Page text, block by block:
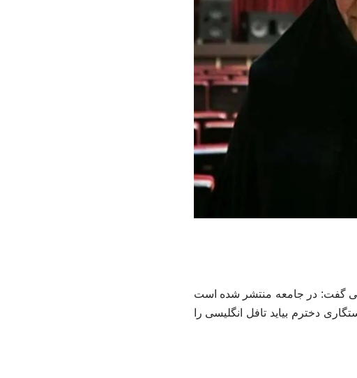
گفت: در جامعه منتشر شده است
دخترم بیاید تافل انگلیسی را